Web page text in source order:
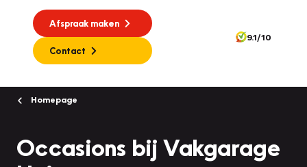
Afspraak maken
Contact
9.1/10
Homepage
Occasions bij Vakgarage